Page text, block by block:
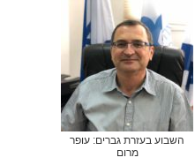
השבוע בעזרת גברים: עופר
מרום